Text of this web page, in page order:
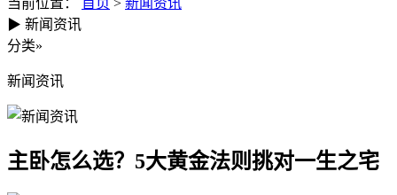
当前位置： 首页 > 新闻资讯
主卧怎么选？5大黄金法则挑
▶ 新闻资讯
分类»
新闻资讯
主卧怎么选？5大黄金法则挑对一生之宅